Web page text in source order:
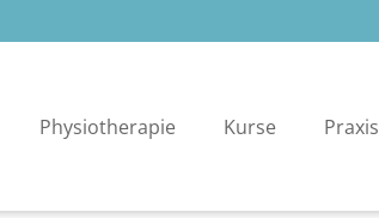
Physiotherapie Kurse Praxis